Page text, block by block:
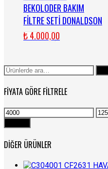
BEKOLODER BAKIM
FİLTRE SETİ DONALDSON
₺4.000,00
Ara:
FIYATA GÖRE FILTRELE
En
düşük
fiyat
En
DIĞER ÜRÜNLER